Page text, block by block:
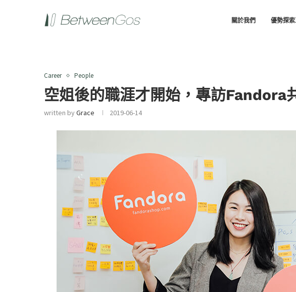
關於我們 優勢探
Career People
空姐後的職涯才開始，專訪Fandora
written byGrace 2019-06-14